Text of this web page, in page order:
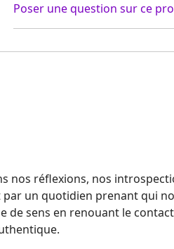
Poser une question sur ce
nos réflexions, nos
un quotidien prenant qui
de sens en renouant le